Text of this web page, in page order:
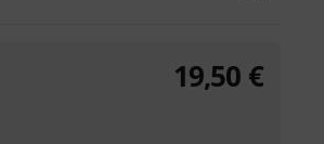
19,50 €